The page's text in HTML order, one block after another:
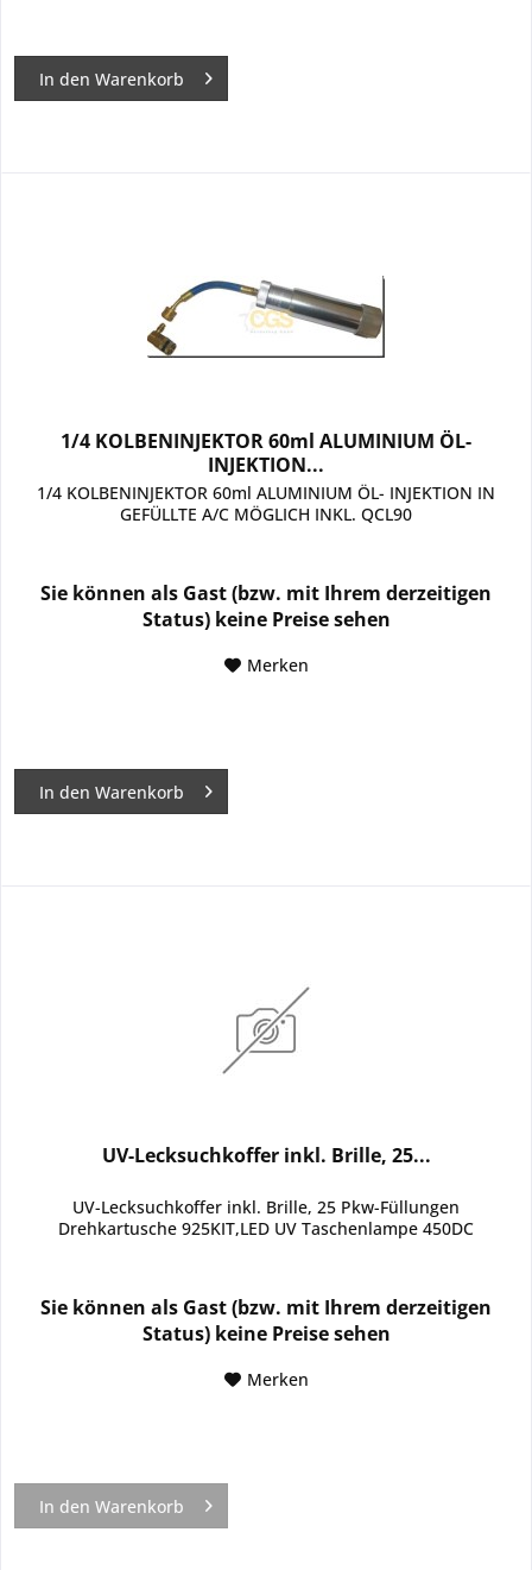
In den Warenkorb
1/4 KOLBENINJEKTOR 60ml ALUMINIUM ÖL-
INJEKTION...
1/4 KOLBENINJEKTOR 60ml ALUMINIUM ÖL- INJEKTION IN
GEFÜLLTE A/C MÖGLICH INKL. QCL90
Sie können als Gast (bzw. mit Ihrem derzeitigen
Status) keine Preise sehen
Merken
In den Warenkorb
UV-Lecksuchkoffer inkl. Brille, 25...
UV-Lecksuchkoffer inkl. Brille, 25 Pkw-Füllungen
Drehkartusche 925KIT,LED UV Taschenlampe 450DC
Sie können als Gast (bzw. mit Ihrem derzeitigen
Status) keine Preise sehen
Merken
In den Warenkorb